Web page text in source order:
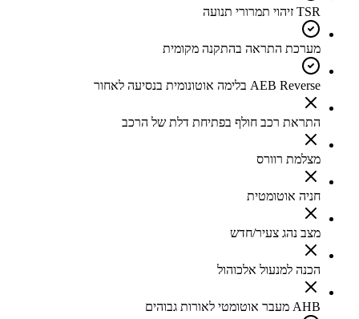
TSR זיהוי תמרורי תנועה
מערכת התראה בהתקנה מקומית
AEB Reverse בלימה אוטונומית בנסיעה לאחור
התראת רכב חולף בפתיחת דלת של הרכב
מצלמת רוורס
חניה אוטומטית
מצב נהג צעיר/חדש
הכנה למנעול אלכוהול
AHB מעבר אוטומטי לאורות גבוהים